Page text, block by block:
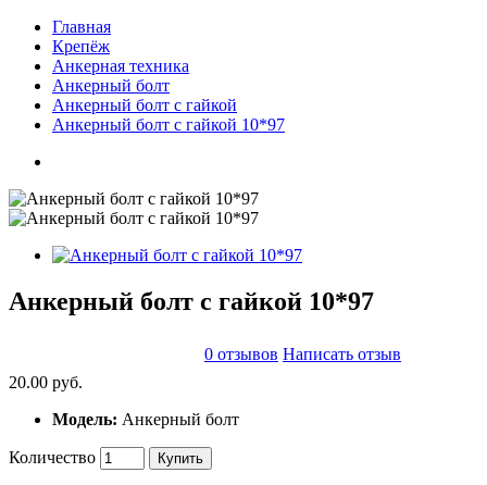
Главная
Крепёж
Анкерная техника
Анкерный болт
Анкерный болт с гайкой
Анкерный болт с гайкой 10*97
Анкерный болт с гайкой 10*97
0 отзывов Написать отзыв
20.00 руб.
Модель: Анкерный болт
Количество Купить